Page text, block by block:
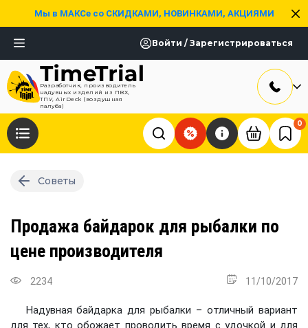
Мы в МАКСе со СКИДКАМИ, НОВИНКАМИ, АКЦИЯМИ
Войти / Зарегистрироваться
Разработчик, производитель
надувных изделий из ПВХ,
ТПУ, AirDeck (воздушная
палуба)
0
Советы
Продажа байдарок для рыбалки по
цене производителя
2234 11/10/2017
Надувная байдарка для рыбалки – отличный вариант
для тех, кто обожает проводить время с удочкой и для